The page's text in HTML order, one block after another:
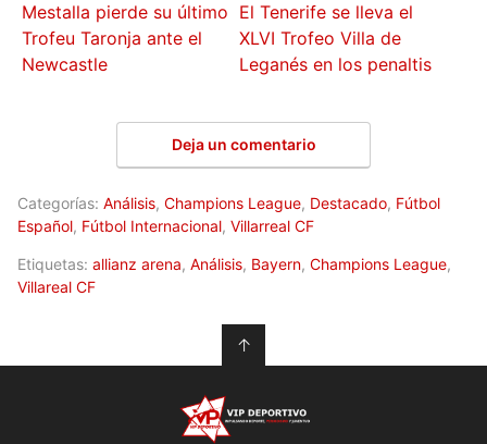
Mestalla pierde su último
Trofeu Taronja ante el
Newcastle
El Tenerife se lleva el
XLVI Trofeo Villa de
Leganés en los penaltis
Deja un comentario
Categorías: Análisis, Champions League, Destacado, Fútbol
Español, Fútbol Internacional, Villarreal CF
Etiquetas: allianz arena, Análisis, Bayern, Champions League,
Villareal CF
↑